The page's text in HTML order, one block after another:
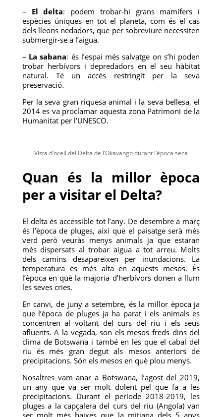
– El delta: podem trobar-hi grans mamífers i
espècies úniques en tot el planeta, com és el cas
dels lleons nedadors, que per sobreviure necessiten
submergir-se a l’aigua.
– La sabana: és l’espai més salvatge on s’hi poden
trobar herbívors i depredadors en el seu hàbitat
natural. Té un accés restringit per la seva
preservació.
Per la seva gran riquesa animal i la seva bellesa, el
2014 es va proclamar aquesta zona Patrimoni de la
Humanitat per l’UNESCO.
Vista d’ocell del Delta de l’Okavango durant l’època seca
Quan és la millor època
per a visitar el Delta?
El delta és accessible tot l’any. De desembre a març
és l’època de pluges, així que el paisatge serà més
verd però veuràs menys animals ja que estaran
més dispersats al trobar aigua a tot arreu. Molts
dels camins desapareixen per inundacions. La
temperatura és més alta en aquests mesos. És
l’època en què la majoria d’herbívors donen a llum
les seves cries.
En canvi, de juny a setembre, és la millor època ja
que l’època de pluges ja ha parat i els animals es
concentren al voltant del curs del riu i els seus
afluents. A la vegada, son els mesos freds dins del
clima de Botswana i també en les que el cabal del
riu és més gran degut als mesos anteriors de
precipitacions. Són els mesos en què plou menys.
Nosaltres vam anar a Botswana, l’agost del 2019,
un any que va ser molt dolent pel que fa a les
precipitacions. Durant el període 2018-2019, les
pluges a la capçalera del curs del riu (Angola) van
ser molt més baixes que la mitjana dels 5 anys